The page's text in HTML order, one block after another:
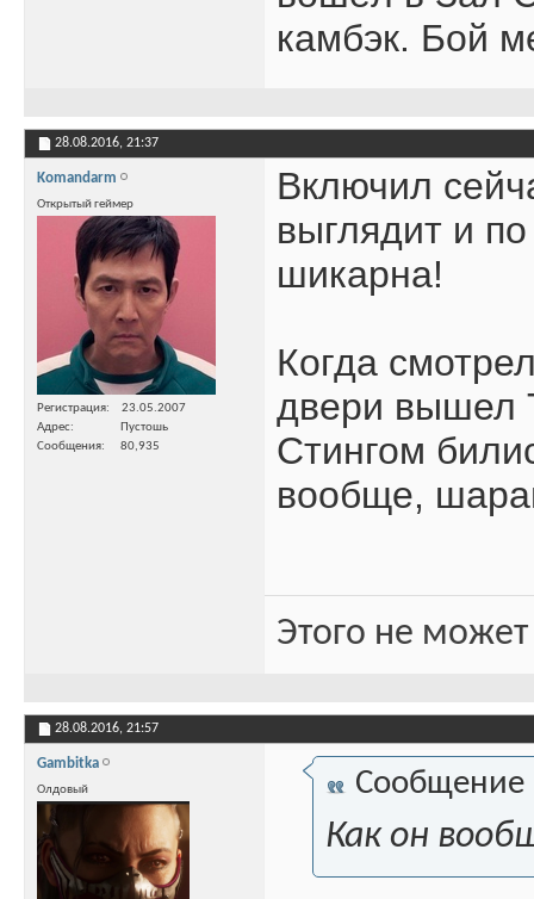
камбэк. Бой
28.08.2016, 21:37
Komandarm
Открытый геймер
Регистрация
23.05.2007
Адрес
Пустошь
Сообщения
80,935
Включил
выглядит и
шикарна!
Когда
двери вышел
Стингом
вообще,
Этого не
28.08.2016, 21:57
Gambitka
Олдовый Сообщение
Как он